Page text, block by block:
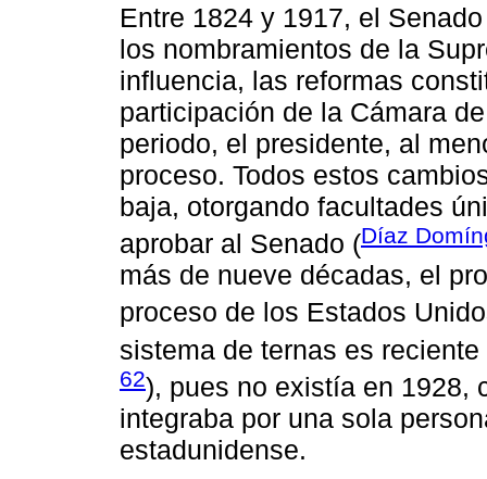
Entre 1824 y 1917, el
los nombramientos de la
influencia, las reformas
participación de la Cámara
periodo, el presidente, al
proceso. Todos estos
baja, otorgando facultades
aprobar al Senado (Díaz
más de nueve décadas, el
proceso de los Estados
sistema de ternas es
62), pues no existía en 1928,
integraba por una sola
estadunidense.